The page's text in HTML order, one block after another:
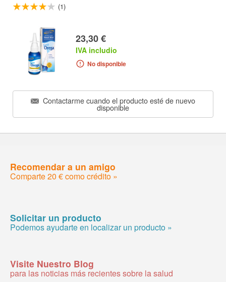
(1)
23,30 €
IVA includio
No disponible
Contactarme cuando el producto esté de nuevo
disponible
Recomendar a un amigo
Comparte 20 € como crédito »
Solicitar un producto
Podemos ayudarte en localizar un producto »
Visite Nuestro Blog
para las noticias más recientes sobre la salud